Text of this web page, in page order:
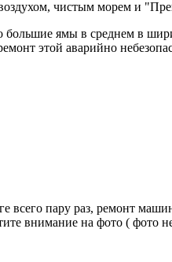
чистым морем и
большие ямы в среднем в
этой аварийно
всего пару раз, ремонт
внимание на фото (